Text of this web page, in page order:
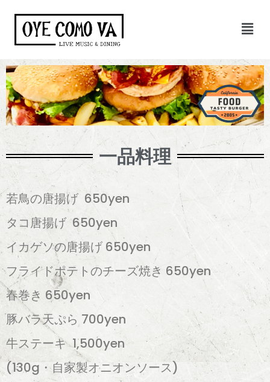
ン
テ
ン
ツ
へ
ス
ッ
プ
一品料理
若鳥の唐揚げ 650yen
タコ唐揚げ 650yen
イカゲソの唐揚げ 650yen
フライドポテトのチーズ焼き 650yen
春巻き 650yen
豚バラ天ぷら 700yen
牛ステーキ 1,500yen
(130g・自家製オニオンソース)